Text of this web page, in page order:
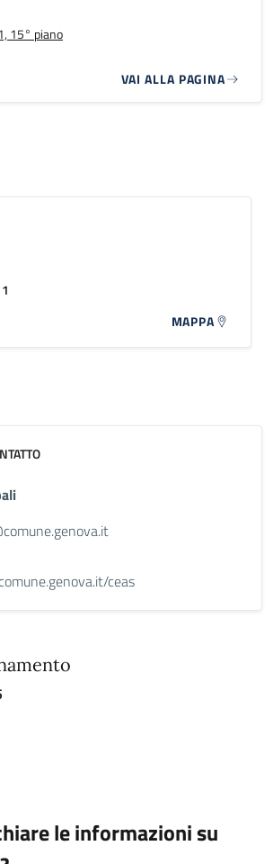
15° piano
VAI ALLA PAGINA
MAPPA
ceas